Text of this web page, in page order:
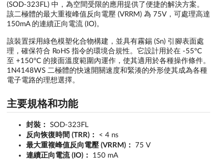
(SOD-323FL) 中，為空間受限的應用提供了便捷的解決方案。
該二極體的最大重複峰值反向電壓 (VRRM) 為 75V，可處理高達
150mA 的連續正向電流 (IO)。
該裝置採用綠色模塑化合物構建，並具有霧錫 (Sn) 引腳表面處
理，確保符合 RoHS 指令的環境合規性。它設計用於在 -55°C
至 +150°C 的接面溫度範圍內運作，使其適用於各種操作條件。
1N4148WS 二極體的快速開關速度和緊湊的外形使其成為各種
電子電路的理想選擇。
主要規格和功能
封裝：
SOD-323FL
反向恢復時間 (TRR)：
< 4 ns
最大重複峰值反向電壓 (VRRM)：
75 V
連續正向電流 (IO)：
150 mA